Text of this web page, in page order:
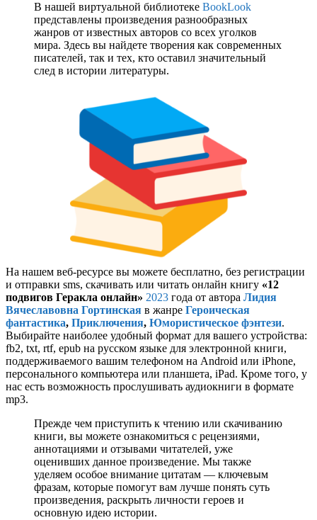
В нашей виртуальной библиотеке BookLook
представлены произведения разнообразных
жанров от известных авторов со всех уголков
мира. Здесь вы найдете творения как современных
писателей, так и тех, кто оставил значительный
след в истории литературы.
На нашем веб-ресурсе вы можете бесплатно, без регистрации
и отправки sms, скачивать или читать онлайн книгу «12
подвигов Геракла онлайн» 2023 года от автора Лидия
Вячеславовна Гортинская в жанре Героическая
фантастика, Приключения, Юмористическое фэнтези.
Выбирайте наиболее удобный формат для вашего устройства:
fb2, txt, rtf, epub на русском языке для электронной книги,
поддерживаемого вашим телефоном на Android или iPhone,
персонального компьютера или планшета, iPad. Кроме того, у
нас есть возможность прослушивать аудиокниги в формате
mp3.
Прежде чем приступить к чтению или скачиванию
книги, вы можете ознакомиться с рецензиями,
аннотациями и отзывами читателей, уже
оценивших данное произведение. Мы также
уделяем особое внимание цитатам — ключевым
фразам, которые помогут вам лучше понять суть
произведения, раскрыть личности героев и
основную идею истории.